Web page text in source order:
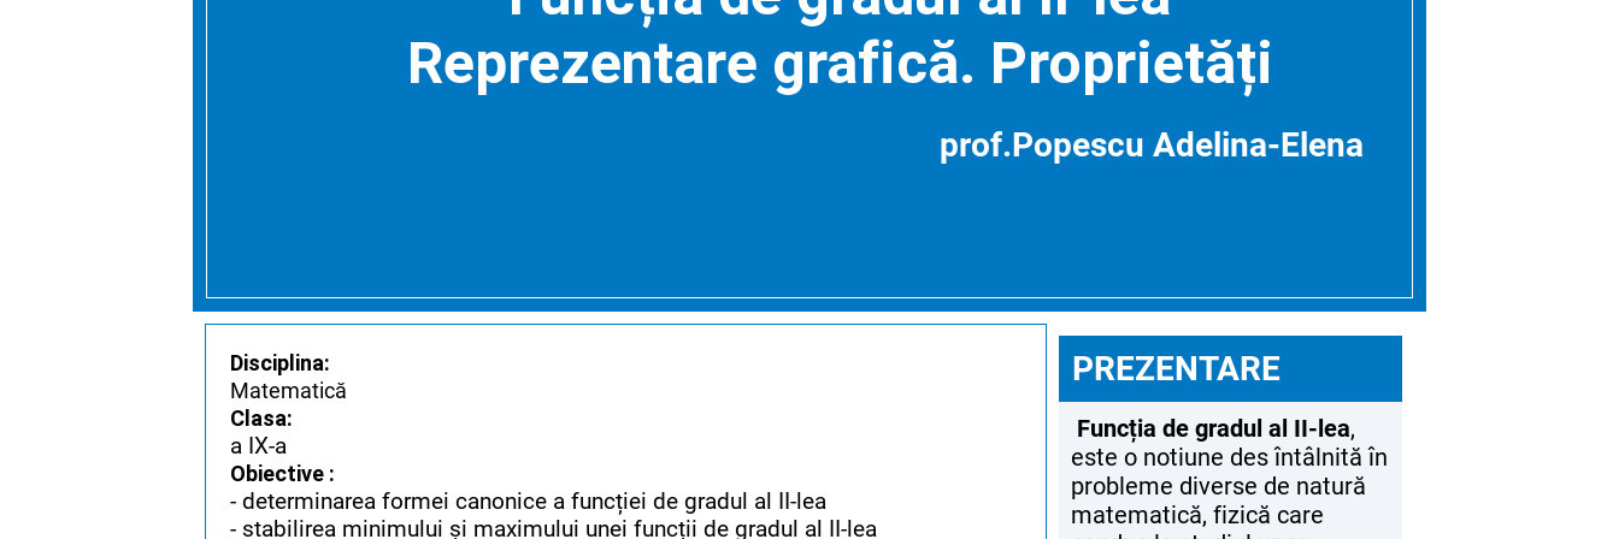
Reprezentare grafică. Proprietăți
prof.Popescu Adelina-Elena
Disciplina:
Matematică
Clasa:
a IX-a
Obiective :
- determinarea formei canonice a funcției de gradul al II-lea
- stabilirea minimului și maximului unei funcții de gradul al II-lea
PREZENTARE
Funcția de gradul al II-lea,
este o notiune des întâlnită în
probleme diverse de natură
matematică, fizică care